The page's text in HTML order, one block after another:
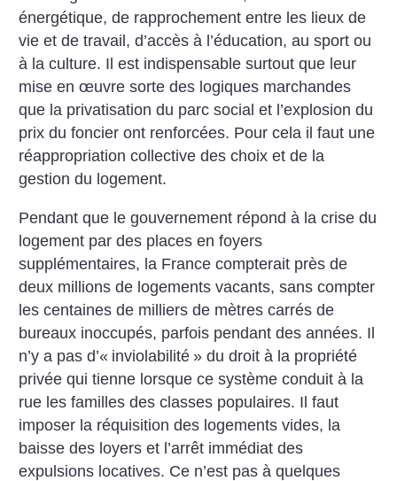
énergétique, de rapprochement entre les lieux de
vie et de travail, d’accès à l’éducation, au sport ou
à la culture. Il est indispensable surtout que leur
mise en œuvre sorte des logiques marchandes
que la privatisation du parc social et l’explosion du
prix du foncier ont renforcées. Pour cela il faut une
réappropriation collective des choix et de la
gestion du logement.
Pendant que le gouvernement répond à la crise du
logement par des places en foyers
supplémentaires, la France compterait près de
deux millions de logements vacants, sans compter
les centaines de milliers de mètres carrés de
bureaux inoccupés, parfois pendant des années. Il
n’y a pas d’« inviolabilité » du droit à la propriété
privée qui tienne lorsque ce système conduit à la
rue les familles des classes populaires. Il faut
imposer la réquisition des logements vides, la
baisse des loyers et l’arrêt immédiat des
expulsions locatives. Ce n’est pas à quelques